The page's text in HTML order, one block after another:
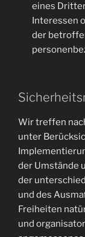
eines
Interessen
der
Wir treffen
unter
der Umstände
der
und des
Freiheiten
und